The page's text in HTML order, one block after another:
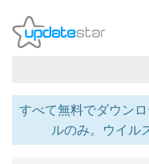
すべて無料でダウン
ルのみ。ウイル